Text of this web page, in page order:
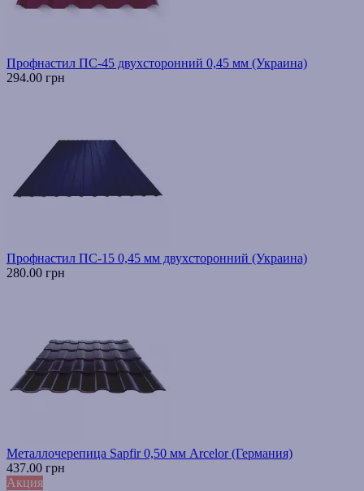
Профнастил ПС-45 двухсторонний 0,45 мм (Украина)
294.00 грн
Профнастил ПС-15 0,45 мм двухсторонний (Украина)
280.00 грн
Металлочерепица Sapfir 0,50 мм Arcelor (Германия)
437.00 грн
Акция